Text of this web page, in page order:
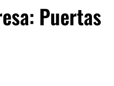
Puertas